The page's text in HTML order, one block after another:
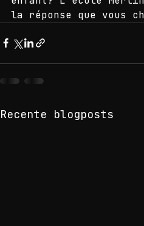
éducatives
enfant? L'école
la réponse que vous